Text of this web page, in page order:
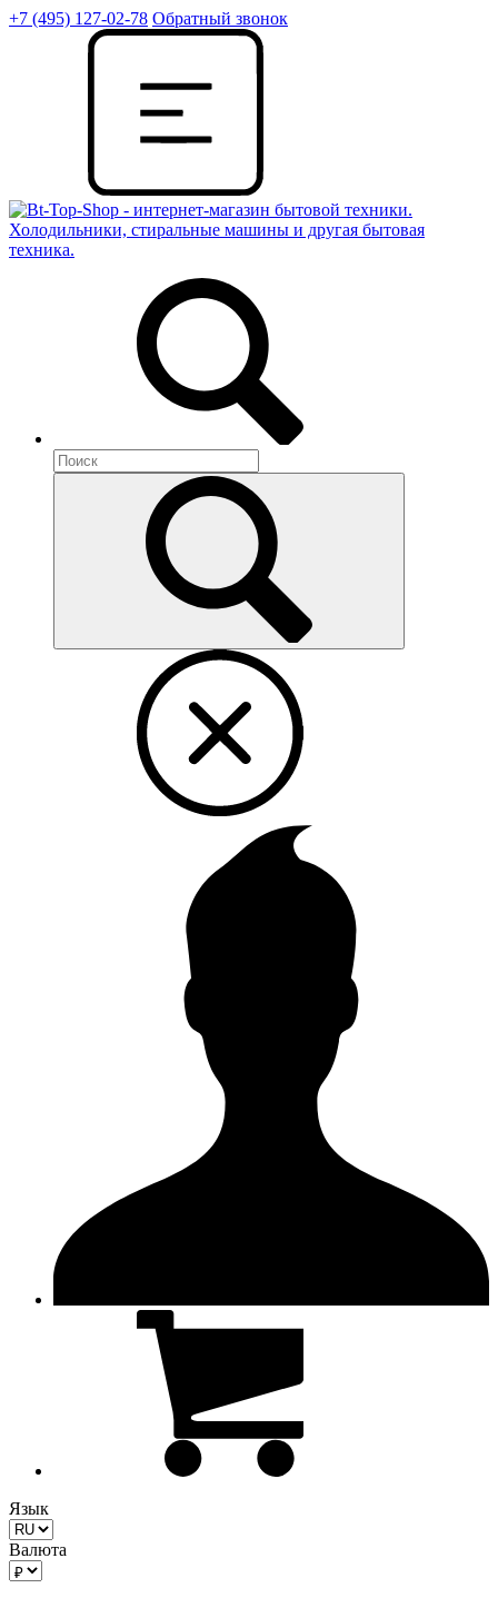
+7 (495) 127-02-78 Обратный звонок
Язык
Валюта